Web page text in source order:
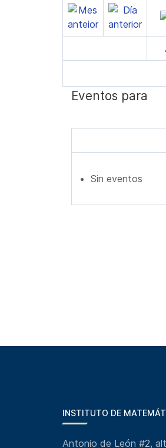
Eventos para
Sin eventos
INSTITUTO DE
Antonio de León #2,